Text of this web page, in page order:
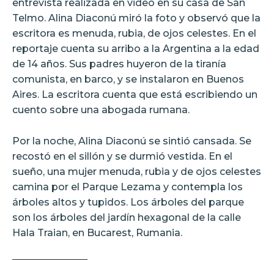
entrevista realizada en video en su casa de San
Telmo. Alina Diaconú miró la foto y observó que la
escritora es menuda, rubia, de ojos celestes. En el
reportaje cuenta su arribo a la Argentina a la edad
de 14 años. Sus padres huyeron de la tiranía
comunista, en barco, y se instalaron en Buenos
Aires. La escritora cuenta que está escribiendo un
cuento sobre una abogada rumana.
Por la noche, Alina Diaconú se sintió cansada. Se
recostó en el sillón y se durmió vestida. En el
sueño, una mujer menuda, rubia y de ojos celestes
camina por el Parque Lezama y contempla los
árboles altos y tupidos. Los árboles del parque
son los árboles del jardín hexagonal de la calle
Hala Traian, en Bucarest, Rumania.